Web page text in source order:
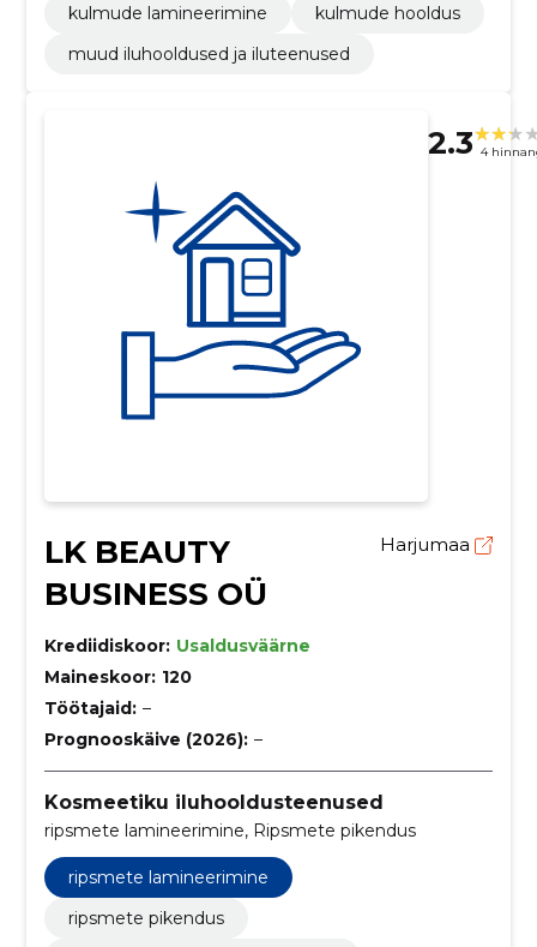
kulmude lamineerimine
kulmude hooldus
muud iluhooldused ja iluteenused
2.3 4
LK BEAUTY
BUSINESS OÜ
Harjumaa
Krediidiskoor: Usaldusväärne
Maineskoor: 120
Töötajaid: –
Prognooskäive (2026): –
Kosmeetiku iluhooldusteenused
ripsmete lamineerimine, Ripsmete pikendus
ripsmete lamineerimine
ripsmete pikendus